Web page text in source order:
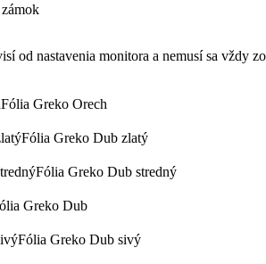
od nastavenia monitora a nemusí sa
Fólia Greko Orech
Fólia Greko Dub zlatý
Fólia Greko Dub stredný
Greko Dub
Fólia Greko Dub sivý